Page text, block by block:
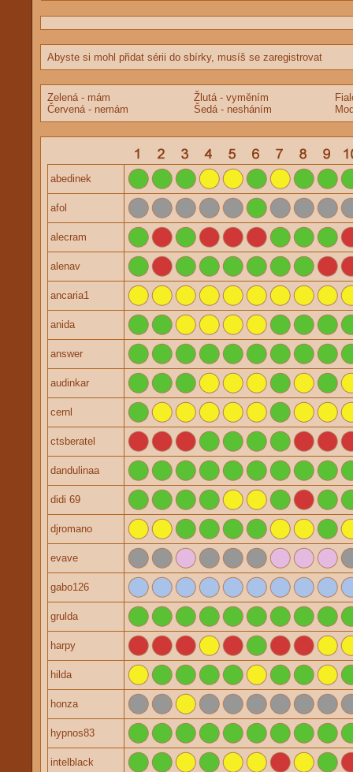
Abyste si mohl přidat sérii do sbírky, musíš se zaregistrovat
Zelená - mám
Červená - nemám
Žlutá - vyměním
Šedá - nesháním
abedinek
afol
alecram
alenav
ancaria1
anida
answer
audinkar
cernl
ctsberatel
dandulinaa
didi 69
djromano
evave
gabo126
grulda
harpy
hilda
honza
hypnos83
intelblack